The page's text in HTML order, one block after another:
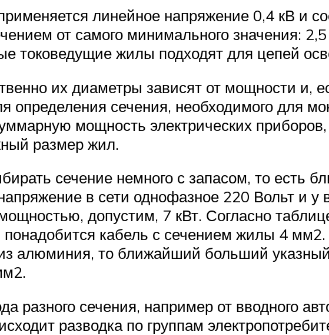
линейное напряжение 0,4 кВ и
от самого минимального значения:
токоведущие жилы подходят для цепей
их диаметры зависят от мощности и,
определения сечения, необходимого для
мощность электрических
размер жил.
сечение немного с запасом, то есть
в сети однофазное 220 Вольт и
допустим, 7 кВт. Согласно
кабель с сечением жилы 4
алюминия, то ближайший больший
разного сечения, например от вводного
разводка по группам